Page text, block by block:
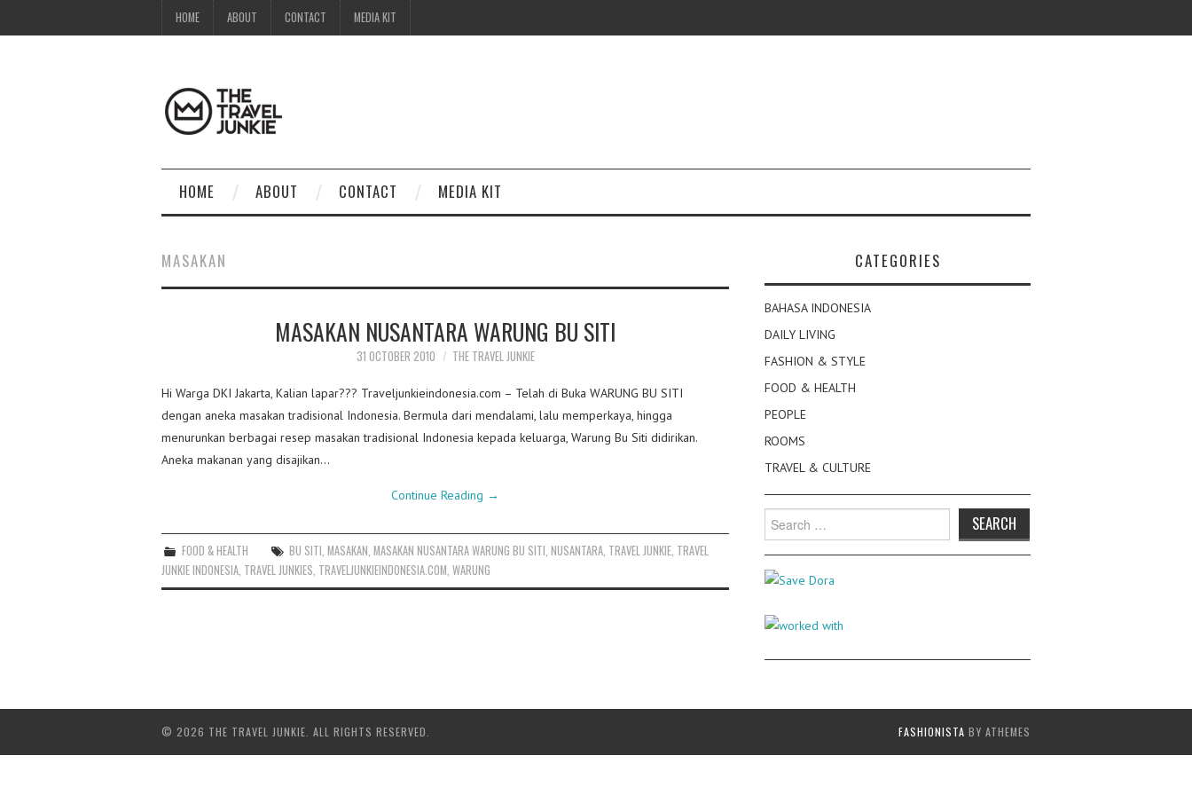
HOME ABOUT CONTACT MEDIA KIT
HOME ABOUT CONTACT MEDIA KIT
MASAKAN
MASAKAN NUSANTARA WARUNG BU SITI
31 OCTOBER 2010 THE TRAVEL JUNKIE
Hi Warga DKI Jakarta, Kalian lapar??? Traveljunkieindonesia.com – Telah di Buka WARUNG BU SITI
dengan aneka masakan tradisional Indonesia. Bermula dari mendalami, lalu memperkaya, hingga
menurunkan berbagai resep masakan tradisional Indonesia kepada keluarga, Warung Bu Siti didirikan.
Aneka makanan yang disajikan…
Continue Reading →
FOOD & HEALTH BU SITI ,MASAKAN ,MASAKAN NUSANTARA WARUNG BU SITI ,NUSANTARA TRAVEL JUNKIE TRAVEL
JUNKIE INDONESIA TRAVEL JUNKIES TRAVELJUNKIEINDONESIA.COM WARUNG
CATEGORIES
BAHASA INDONESIA
DAILY LIVING
FASHION & STYLE
FOOD & HEALTH
PEOPLE
ROOMS
TRAVEL & CULTURE
Search
for:
© 2026 THE TRAVEL JUNKIE. ALL RIGHTS RESERVED. FASHIONISTA BY ATHEMES